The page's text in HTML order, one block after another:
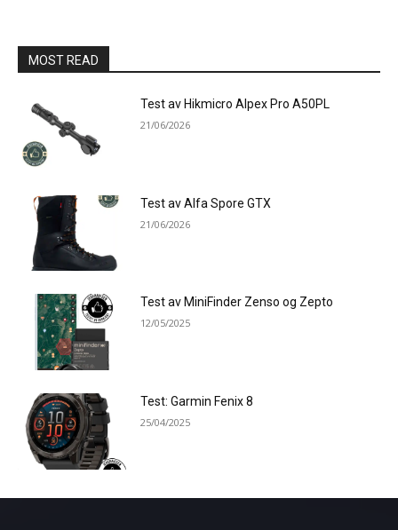
MOST READ
Test av Hikmicro Alpex Pro A50PL
21/06/2026
Test av Alfa Spore GTX
21/06/2026
Test av MiniFinder Zenso og Zepto
12/05/2025
Test: Garmin Fenix 8
25/04/2025